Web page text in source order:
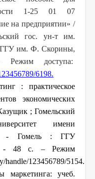
1-25 01 07
на предприятии» /
гос. ун-т им.
им. Ф. Скорины,
доступа:
6198.
: практическое
экономических
; Гомельский
имени
- Гомель : ГГУ
- 48 с. – Режим
handle/123456789/5154.
учеб.